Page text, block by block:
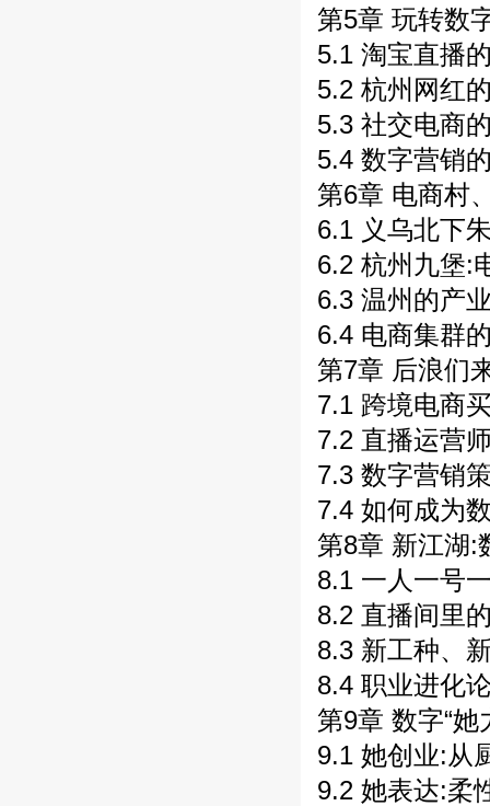
第5章 玩转数
5.1 淘宝直播
5.2 杭州网红
5.3 社交电商
5.4 数字营销
第6章 电商村
6.1 义乌北下
6.2 杭州九堡:
6.3 温州的产
6.4 电商集群
第7章 后浪们
7.1 跨境电商
7.2 直播运营
7.3 数字营销
7.4 如何成为
第8章 新江湖:
8.1 一人一号
8.2 直播间里
8.3 新工种、
8.4 职业进化
第9章 数字“
9.1 她创业:从
9.2 她表达:柔